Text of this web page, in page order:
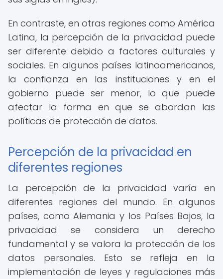
En contraste, en otras regiones como América
Latina, la percepción de la privacidad puede
ser diferente debido a factores culturales y
sociales. En algunos países latinoamericanos,
la confianza en las instituciones y en el
gobierno puede ser menor, lo que puede
afectar la forma en que se abordan las
políticas de protección de datos.
Percepción de la privacidad en
diferentes regiones
La percepción de la privacidad varía en
diferentes regiones del mundo. En algunos
países, como Alemania y los Países Bajos, la
privacidad se considera un derecho
fundamental y se valora la protección de los
datos personales. Esto se refleja en la
implementación de leyes y regulaciones más